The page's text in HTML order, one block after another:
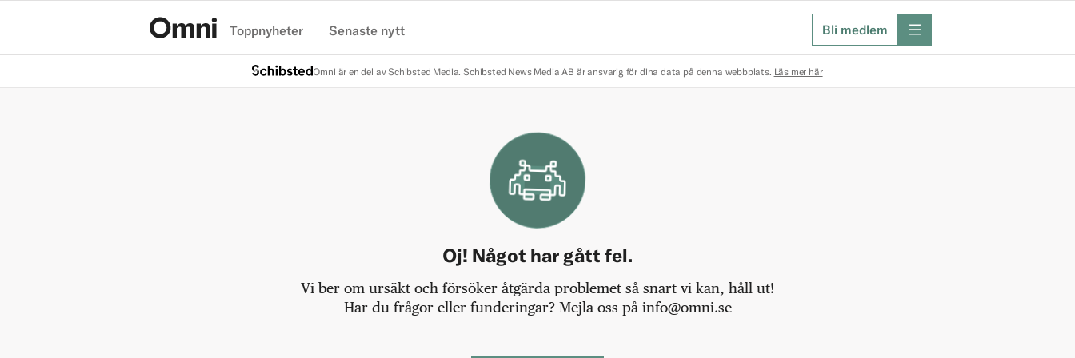
Toppnyheter Senaste nytt Bli medlem meny
Omni är en del av Schibsted Media. Schibsted News Media AB är ansvarig för dina data på denna webbplats. Läs mer här
Oj! Något har gått fel.
Vi ber om ursäkt och försöker åtgärda problemet så snart vi kan, håll ut!
Har du frågor eller funderingar? Mejla oss på info@omni.se